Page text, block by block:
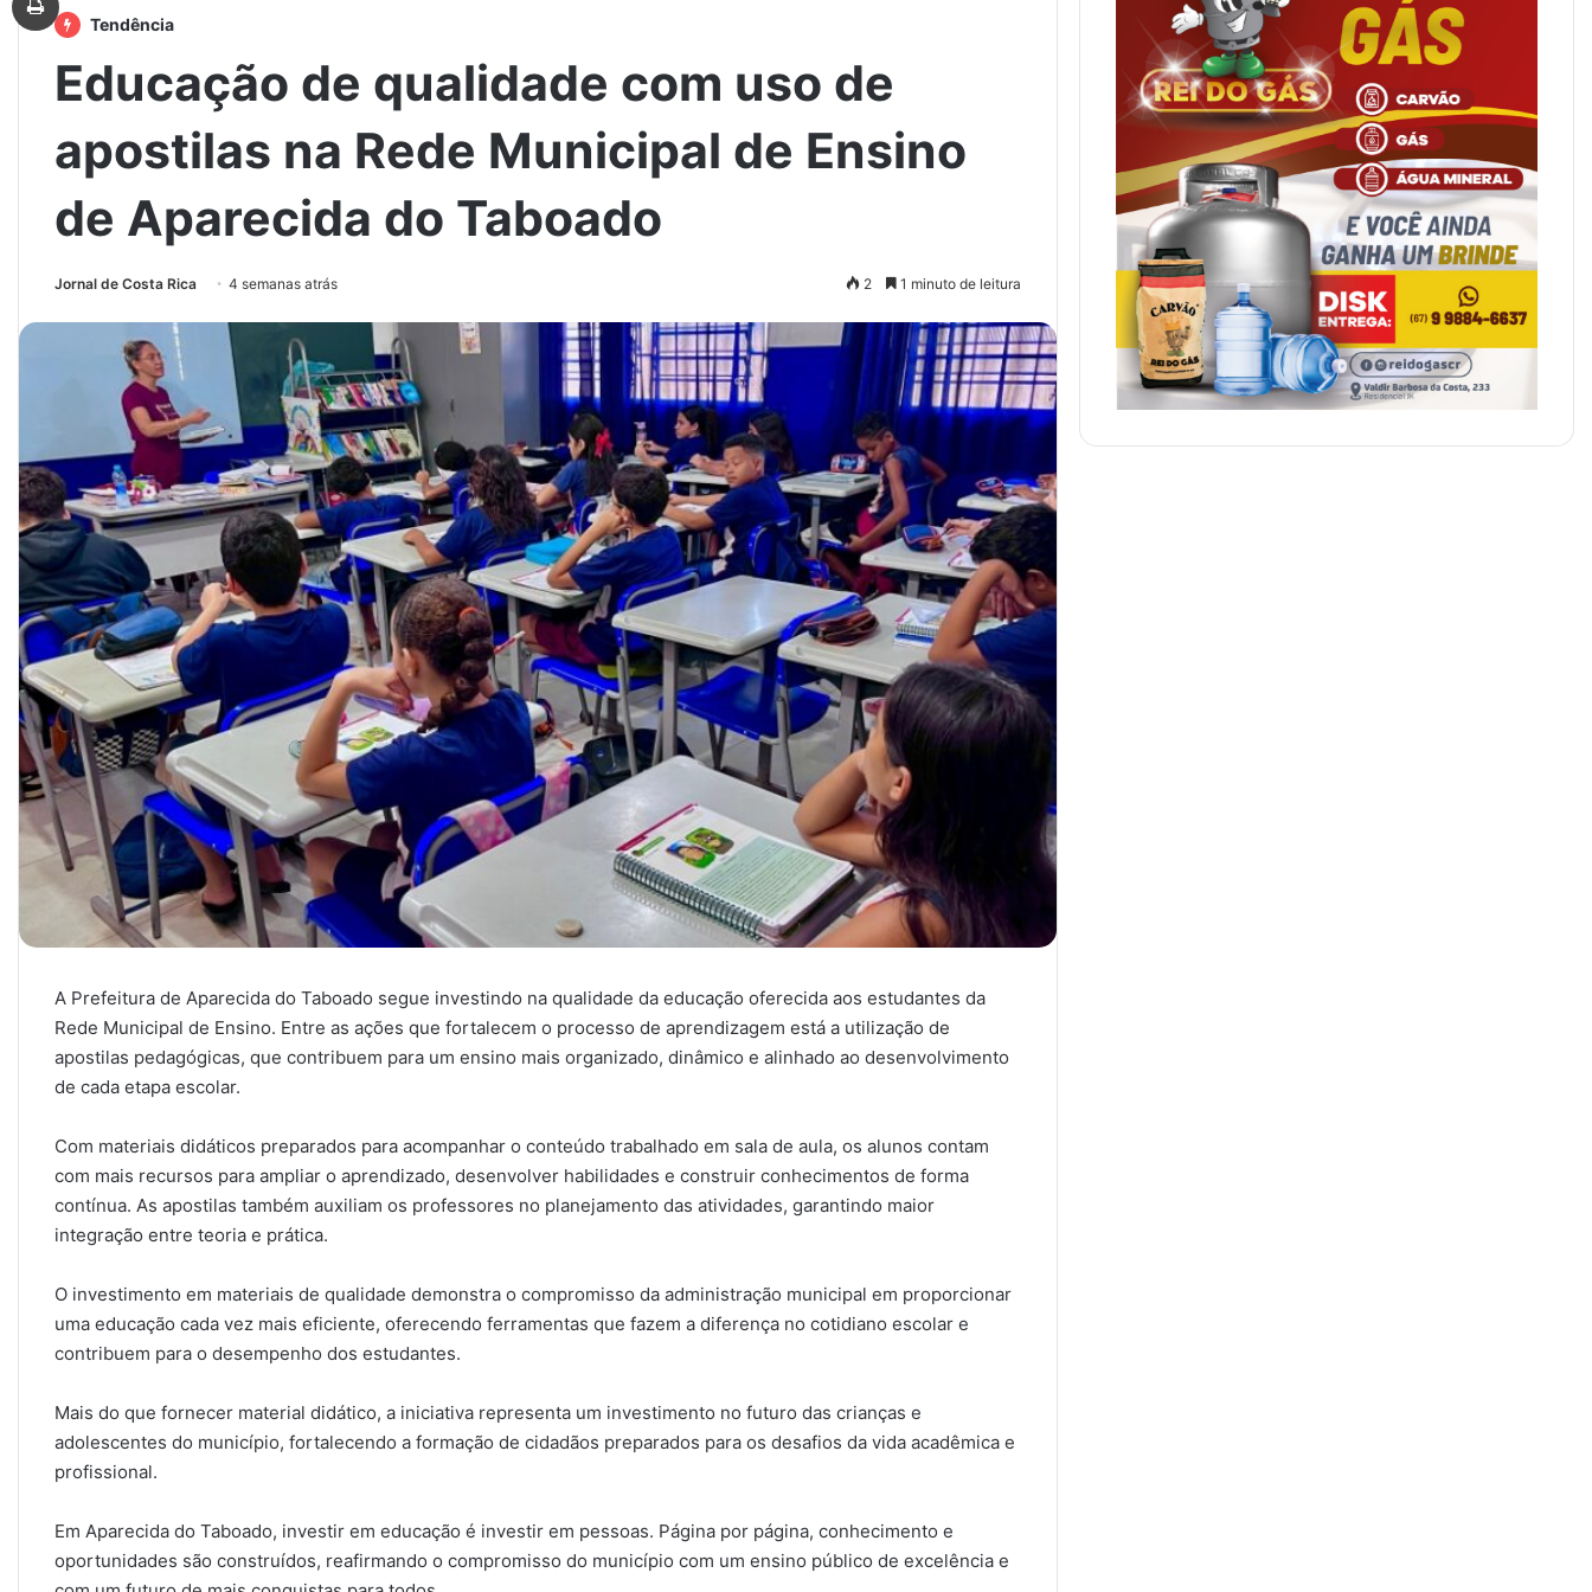
Tendência
Educação de qualidade com uso de
apostilas na Rede Municipal de Ensino
de Aparecida do Taboado
Jornal de Costa Rica 4 semanas atrás 2 1 minuto de leitura
A Prefeitura de Aparecida do Taboado segue investindo na qualidade da educação oferecida aos estudantes da
Rede Municipal de Ensino. Entre as ações que fortalecem o processo de aprendizagem está a utilização de
apostilas pedagógicas, que contribuem para um ensino mais organizado, dinâmico e alinhado ao desenvolvimento
de cada etapa escolar.
Com materiais didáticos preparados para acompanhar o conteúdo trabalhado em sala de aula, os alunos contam
com mais recursos para ampliar o aprendizado, desenvolver habilidades e construir conhecimentos de forma
contínua. As apostilas também auxiliam os professores no planejamento das atividades, garantindo maior
integração entre teoria e prática.
O investimento em materiais de qualidade demonstra o compromisso da administração municipal em proporcionar
uma educação cada vez mais eficiente, oferecendo ferramentas que fazem a diferença no cotidiano escolar e
contribuem para o desempenho dos estudantes.
Mais do que fornecer material didático, a iniciativa representa um investimento no futuro das crianças e
adolescentes do município, fortalecendo a formação de cidadãos preparados para os desafios da vida acadêmica e
profissional.
Em Aparecida do Taboado, investir em educação é investir em pessoas. Página por página, conhecimento e
oportunidades são construídos, reafirmando o compromisso do município com um ensino público de excelência e